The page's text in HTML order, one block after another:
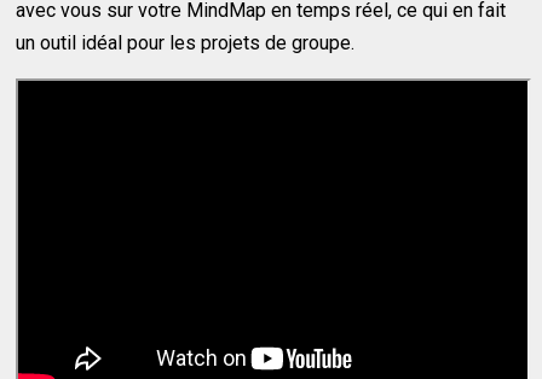
avec vous sur votre MindMap en temps réel, ce qui en fait
un outil idéal pour les projets de groupe.